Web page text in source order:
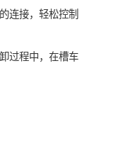
连接，轻松控制
过程中，在槽车